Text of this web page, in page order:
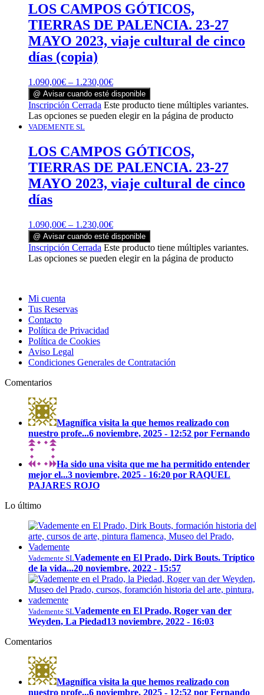
LOS CAMPOS GÓTICOS,
TIERRAS DE PALENCIA. 23-27
MAYO 2023, viaje cultural de cinco
días (copia)
1.090,00€ – 1.230,00€
@ Avisar cuando esté disponible
Inscripción Cerrada Este producto tiene múltiples variantes.
Las opciones se pueden elegir en la página de producto
VADEMENTE SL
LOS CAMPOS GÓTICOS,
TIERRAS DE PALENCIA. 23-27
MAYO 2023, viaje cultural de cinco
días
1.090,00€ – 1.230,00€
@ Avisar cuando esté disponible
Inscripción Cerrada Este producto tiene múltiples variantes.
Las opciones se pueden elegir en la página de producto
Mi cuenta
Tus Reservas
Contacto
Política de Privacidad
Política de Cookies
Aviso Legal
Condiciones Generales de Contratación
Comentarios
Magnífica visita la que hemos realizado con
nuestro profe...6 noviembre, 2025 - 12:52 por Fernando
Ha sido una visita que me ha permitido entender
mejor el...3 noviembre, 2025 - 16:20 por RAQUEL
PAJARES ROJO
Lo último
Vademente SLVademente en El Prado, Dirk Bouts. Tríptico
de la vida...20 noviembre, 2022 - 15:57
Vademente SLVademente en El Prado, Roger van der
Weyden, La Piedad13 noviembre, 2022 - 16:03
Comentarios
Magnífica visita la que hemos realizado con
nuestro profe...6 noviembre, 2025 - 12:52 por Fernando